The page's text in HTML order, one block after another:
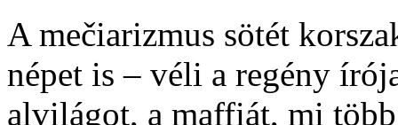
A mečiarizmus sötét
népet is – véli a regény
alvilágot, a maffiát, mi